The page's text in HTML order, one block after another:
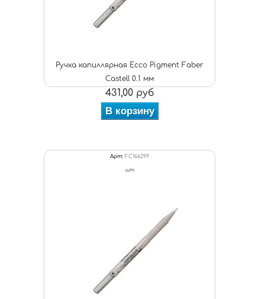
Ручка капиллярная Ecco Pigment Faber
Castell 0.1 мм
431,00 руб
В корзину
Арт: FC166299
шт